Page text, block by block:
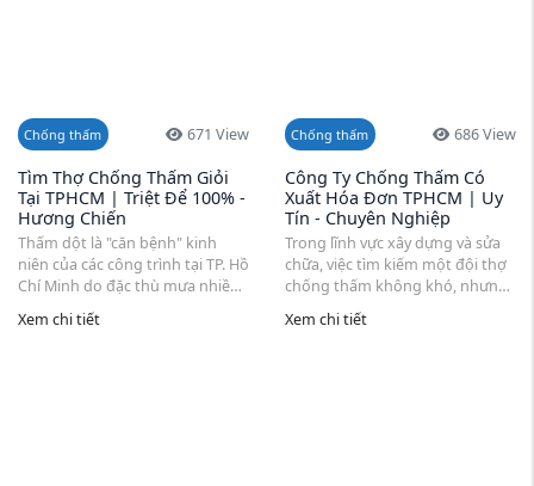
Chống thấm 671 View
Tìm Thợ Chống Thấm Giỏi
Tại TPHCM | Triệt Để 100% -
Hương Chiến
Thấm dột là "căn bệnh" kinh
niên của các công trình tại TP. Hồ
Chí Minh do đặc thù mưa nhiều
và độ ẩm cao. Tuy nhiên, việc tìm
...
Xem chi tiết
Chống thấm 686 View
Công Ty Chống Thấm Có
Xuất Hóa Đơn TPHCM | Uy
Tín - Chuyên Nghiệp
Trong lĩnh vực xây dựng và sửa
chữa, việc tìm kiếm một đội thợ
chống thấm không khó, nhưng
để tìm được một công ty chống
thấm có xuất ...
Xem chi tiết